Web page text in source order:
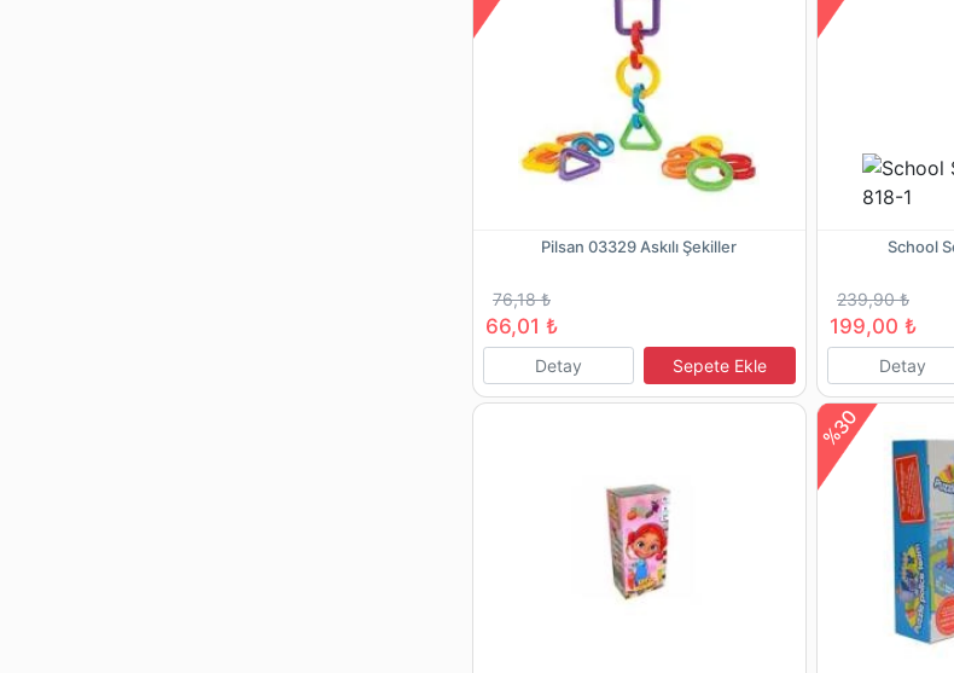
Pilsan 03329 Askılı Şekiller
76,18 ₺
66,01 ₺
Detay Sepete Ekle
School
239,90 ₺
199,00 ₺
Detay
%30